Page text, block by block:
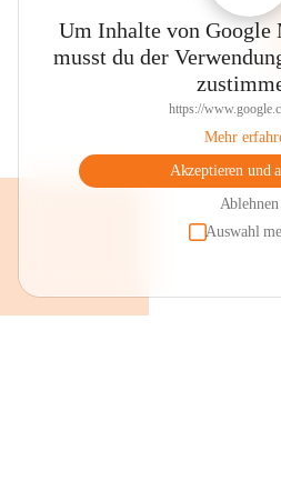
Um Inhalte von Google
musst du der
https://
Mehr
Akzeptieren und
Ablehnen
Auswahl